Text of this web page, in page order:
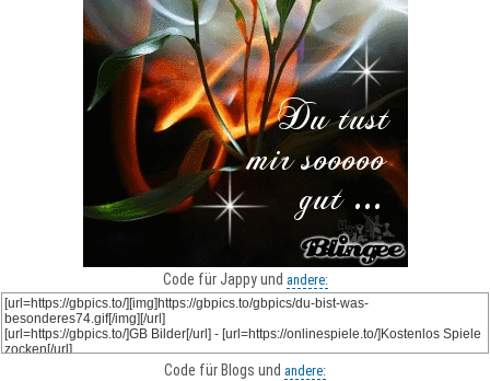
Code für Jappy und andere:
Code für Blogs und andere: